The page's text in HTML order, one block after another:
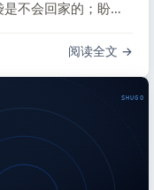
不会回家的；盼着
这个时候被狗咬会
阅读全文
SHUGO